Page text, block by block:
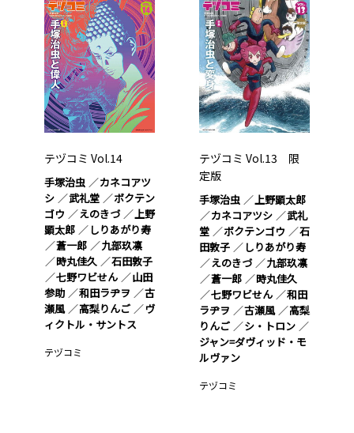
テヅコミ Vol.14
手塚治虫
カネコアツ
シ
武礼堂
ボクテン
ゴウ
えのきづ
上野
顕太郎
しりあがり寿
蒼一郎
九部玖凛
時丸佳久
石田敦子
七野ワビせん
山田
参助
和田ラヂヲ
古
瀬風
高梨りんご
ヴ
ィクトル・サントス
テヅコミ
テヅコミ Vol.13 限
定版
手塚治虫
上野顕太郎
カネコアツシ
武礼
堂
ボクテンゴウ
石
田敦子
しりあがり寿
えのきづ
九部玖凛
蒼一郎
時丸佳久
七野ワビせん
和田
ラヂヲ
古瀬風
高梨
りんご
シ・トロン
ジャン=ダヴィッド・モ
ルヴァン
テヅコミ